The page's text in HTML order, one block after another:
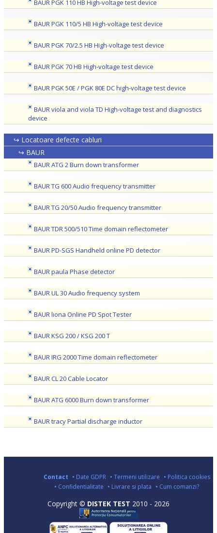
BAUR PGK 110 HB High-voltage test device
BAUR PGK 110/5 HB High-voltage test device
BAUR PGK 70/2.5 HB High-voltage test device
BAUR PGK 70 HB High-voltage test device
BAUR PGK 50E / PGK 80E DC high-voltage test device
BAUR viola and viola TD High-voltage test and diagnostics
device
↪ Locatoare defecte cabluri
↪ BAUR
BAUR ATG 2 Burn down transformer
BAUR TG 600 Audio frequency transmitter
BAUR TG 20/50 Audio frequency transmitter
BAUR TDR 500/510 Time domain reflectometer
BAUR PD-SGS Handheld online PD detector
BAUR paula Phase detector
BAUR UL 30 Audio frequency system
BAUR liona Online PD Spot Tester
BAUR KSG 200 / KSG 200 T
BAUR IRG 2000 Time domain reflectometer
BAUR CL 20 Cable Locator
BAUR ATG 6000 Burn down transformer
BAUR tracy Partial discharge inductor
Contact • Date GDPR • Termeni utilizare • Politica cookies
• Confidentialitate • Livrare si plata • Cum comanzi?
Copyright © DISTEK TEST 2010 - 2026